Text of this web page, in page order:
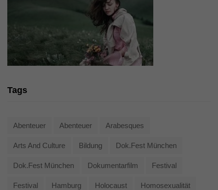
Tags
Abenteuer Abenteuer Arabesques
Arts And Culture Bildung Dok.fest München
Dok.fest München Dokumentarfilm Festival
Festival Hamburg Holocaust Homosexualität